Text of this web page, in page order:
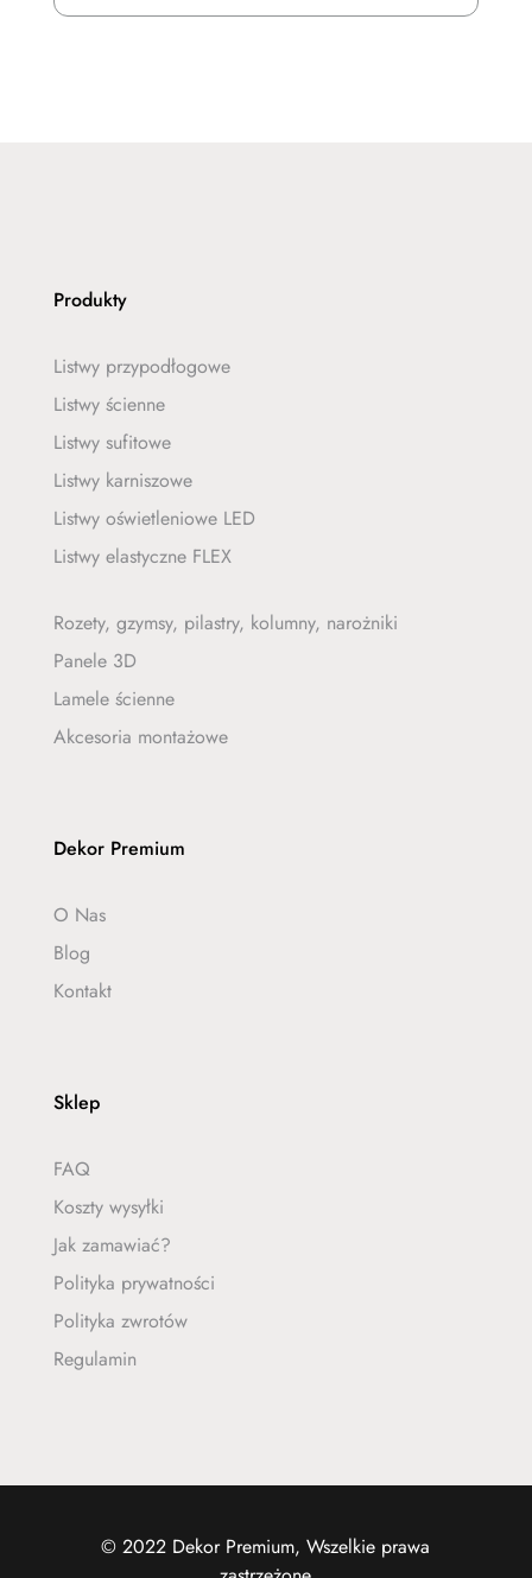
Produkty
Listwy przypodłogowe
Listwy ścienne
Listwy sufitowe
Listwy karniszowe
Listwy oświetleniowe LED
Listwy elastyczne FLEX
Rozety, gzymsy, pilastry, kolumny, narożniki
Panele 3D
Lamele ścienne
Akcesoria montażowe
Dekor Premium
O Nas
Blog
Kontakt
Sklep
FAQ
Koszty wysyłki
Jak zamawiać?
Polityka prywatności
Polityka zwrotów
Regulamin
© 2022 Dekor Premium, Wszelkie prawa